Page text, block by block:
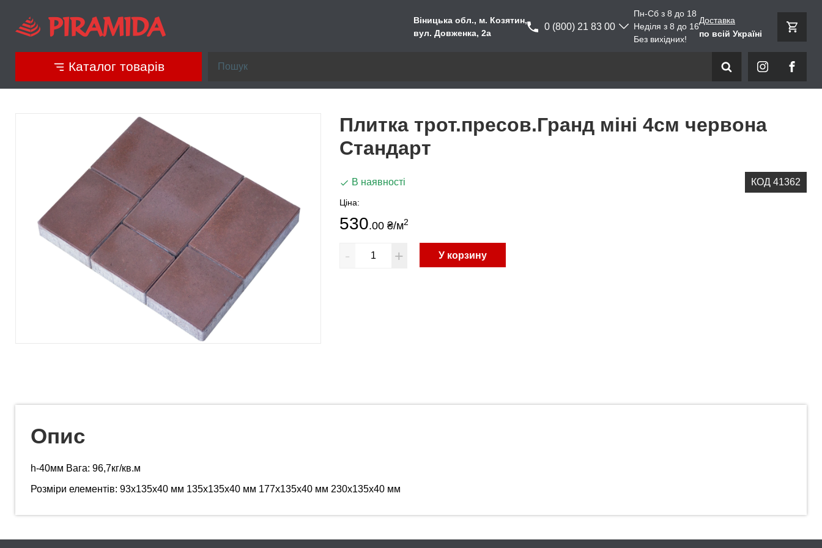
Віницька обл., м. Козятин,
вул. Довженка, 2а
0 (800) 21 83 00
Пн-Сб з 8 до 18
Неділя з 8 до 16
Без вихідних!
Доставка
по всій Україні
Каталог товарів
Плитка трот.пресов.Гранд міні 4см червона
Стандарт
В наявності КОД 41362
Ціна:
530.00 ₴/м2
- + У корзину
Опис
h-40мм Вага: 96,7кг/кв.м
Розміри елементів: 93х135х40 мм 135х135х40 мм 177х135х40 мм 230х135х40 мм